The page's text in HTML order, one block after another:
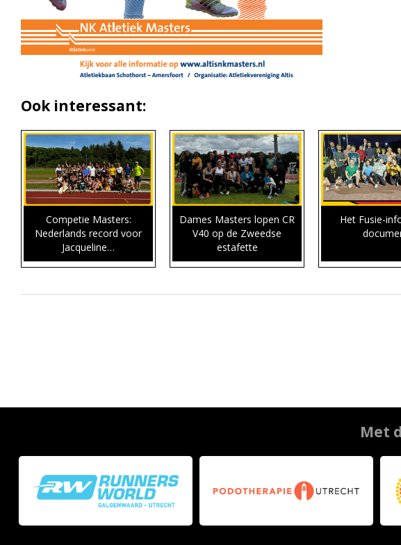
Ook interessant:
Competie Masters:
Nederlands record voor
Jacqueline…
Dames Masters lopen CR
V40 op de Zweedse
estafette
Het Fusie-
Met